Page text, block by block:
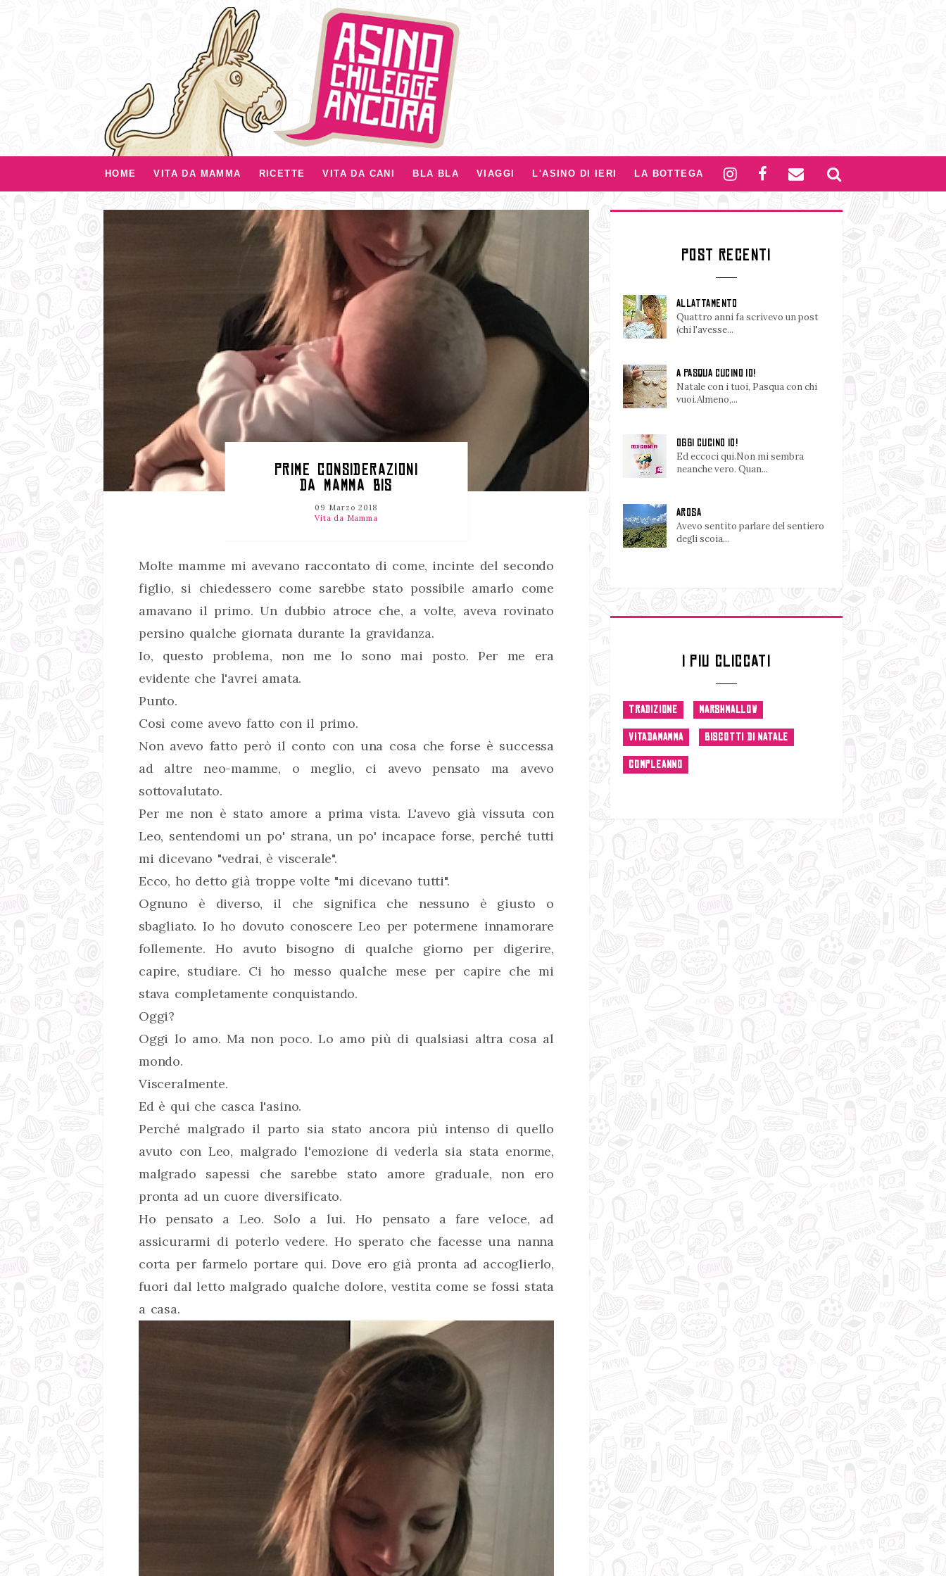
HOME VITA DA MAMMA RICETTE VITA DA CANI BLA BLA VIAGGI L'ASINO DI IERI LA BOTTEGA
PRIME CONSIDERAZIONI
DA MAMMA BIS
09 Marzo 2018
Vita da Mamma
Molte mamme mi avevano raccontato di come, incinte del secondo
figlio, si chiedessero come sarebbe stato possibile amarlo come
amavano il primo. Un dubbio atroce che, a volte, aveva rovinato
persino qualche giornata durante la gravidanza.
Io, questo problema, non me lo sono mai posto. Per me era
evidente che l'avrei amata.
Punto.
Così come avevo fatto con il primo.
Non avevo fatto però il conto con una cosa che forse è successa
ad altre neo-mamme, o meglio, ci avevo pensato ma avevo
sottovalutato.
Per me non è stato amore a prima vista. L'avevo già vissuta con
Leo, sentendomi un po' strana, un po' incapace forse, perché tutti
mi dicevano "vedrai, è viscerale".
Ecco, ho detto già troppe volte "mi dicevano tutti".
Ognuno è diverso, il che significa che nessuno è giusto o
sbagliato. Io ho dovuto conoscere Leo per potermene innamorare
follemente. Ho avuto bisogno di qualche giorno per digerire,
capire, studiare. Ci ho messo qualche mese per capire che mi
stava completamente conquistando.
Oggi?
Oggi lo amo. Ma non poco. Lo amo più di qualsiasi altra cosa al
mondo.
Visceralmente.
Ed è qui che casca l'asino.
Perché malgrado il parto sia stato ancora più intenso di quello
avuto con Leo, malgrado l'emozione di vederla sia stata enorme,
malgrado sapessi che sarebbe stato amore graduale, non ero
pronta ad un cuore diversificato.
Ho pensato a Leo. Solo a lui. Ho pensato a fare veloce, ad
assicurarmi di poterlo vedere. Ho sperato che facesse una nanna
corta per farmelo portare qui. Dove ero già pronta ad accoglierlo,
fuori dal letto malgrado qualche dolore, vestita come se fossi stata
a casa.
POST RECENTI
ALLATTAMENTO
Quattro anni fa scrivevo un post
(chi l'avesse...
A PASQUA CUCINO IO!
Natale con i tuoi, Pasqua con chi
vuoi.Almeno,...
OGGI CUCINO IO!
Ed eccoci qui.Non mi sembra
neanche vero. Quan...
AROSA
Avevo sentito parlare del sentiero
degli scoia...
I PIU CLICCATI
TRADIZIONE MARSHMALLOW
VITADAMAMMA BISCOTTI DI NATALE
COMPLEANNO